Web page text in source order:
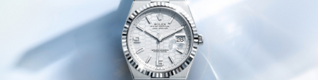
劳力士中古表认证
帝舵表